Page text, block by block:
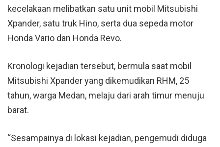
kecelakaan melibatkan satu unit mobil Mitsubishi
Xpander, satu truk Hino, serta dua sepeda motor
Honda Vario dan Honda Revo.
Kronologi kejadian tersebut, bermula saat mobil
Mitsubishi Xpander yang dikemudikan RHM, 25
tahun, warga Medan, melaju dari arah timur menuju
barat.
“Sesampainya di lokasi kejadian, pengemudi diduga